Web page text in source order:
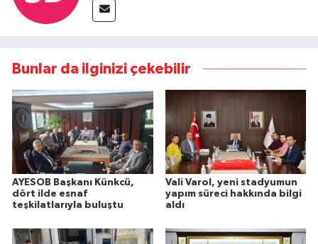
Bunlar da ilginizi çekebilir
AYESOB Başkanı Künkcü,
dört ilde esnaf
teşkilatlarıyla buluştu
Vali Varol, yeni stadyumun
yapım süreci hakkında bilgi
aldı